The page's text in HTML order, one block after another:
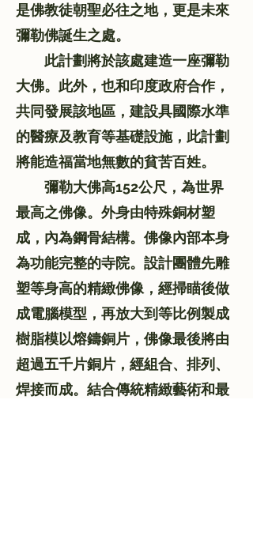
是佛教徒朝聖必往之地，更是未來
彌勒佛誕生之處。
此計劃將於該處建造一座彌勒
大佛。此外，也和印度政府合作，
共同發展該地區，建設具國際水準
的醫療及教育等基礎設施，此計劃
將能造福當地無數的貧苦百姓。
彌勒大佛高152公尺，為世界
最高之佛像。外身由特殊銅材塑
成，內為鋼骨結構。佛像內部本身
為功能完整的寺院。設計團體先雕
塑等身高的精緻佛像，經掃瞄後做
成電腦模型，再放大到等比例製成
樹脂模以熔鑄銅片，佛像最後將由
超過五千片銅片，經組合、排列、
焊接而成。結合傳統精緻藝術和最